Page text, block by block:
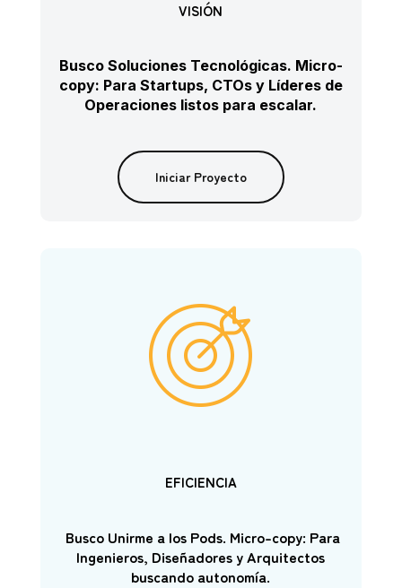
VISIÓN
Busco Soluciones Tecnológicas. Micro-
copy: Para Startups, CTOs y Líderes de
Operaciones listos para escalar.
Iniciar Proyecto
EFICIENCIA
Busco Unirme a los Pods. Micro-copy: Para
Ingenieros, Diseñadores y Arquitectos
buscando autonomía.